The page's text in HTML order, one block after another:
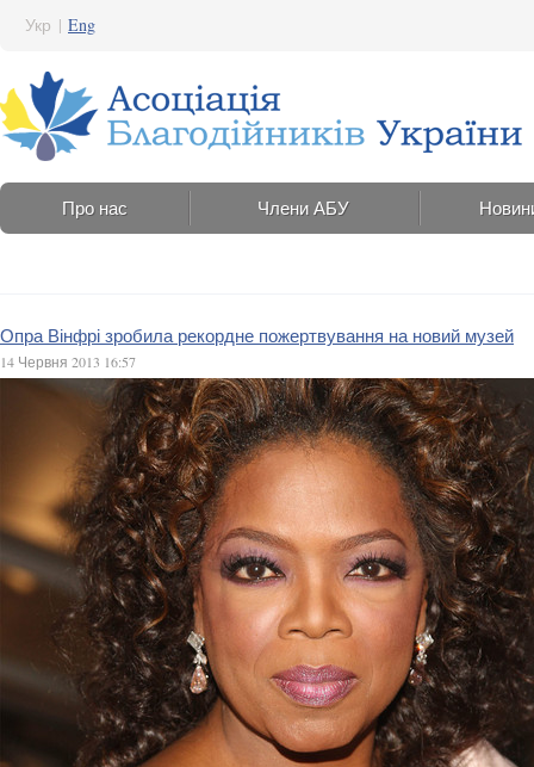
Укр | Eng
Про нас Члени АБУ
Опра Вінфрі зробила рекордне пожертвування на новий музей
14 Червня 2013 16:57